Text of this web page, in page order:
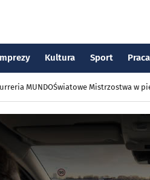
Kultura Sport Praca
MUNDOŚwiatowe Mistrzostwa w